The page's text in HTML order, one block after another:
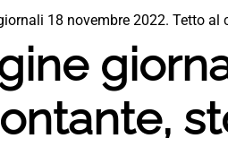
18 novembre 2022. Tetto al